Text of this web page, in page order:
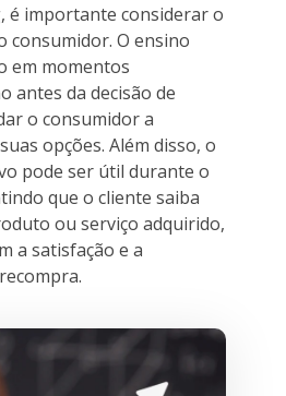
é importante considerar o
consumidor. O ensino
em momentos
antes da decisão de
o consumidor a
opções. Além disso, o
pode ser útil durante o
que o cliente saiba
ou serviço adquirido,
a satisfação e a